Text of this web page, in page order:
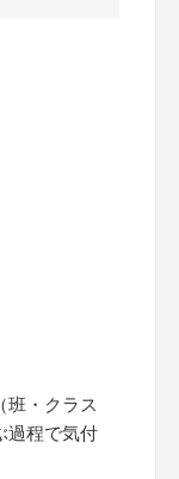
班・クラス
過程で気付